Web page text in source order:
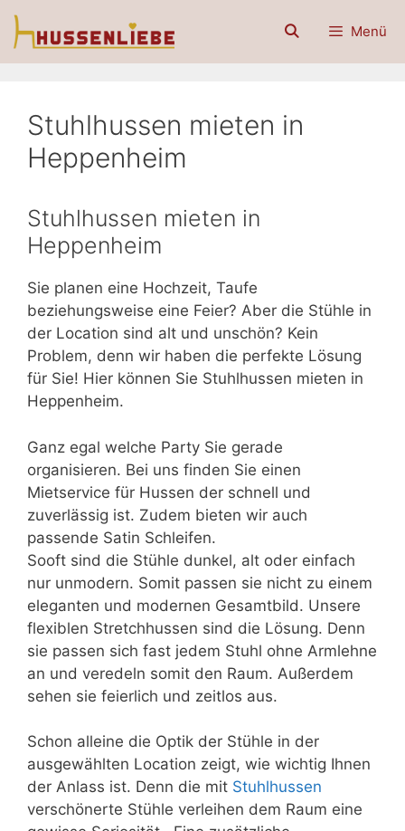
Zum
Inhalt
Menü
Stuhlhussen mieten in
Heppenheim
Stuhlhussen mieten in
Heppenheim
Sie planen eine Hochzeit, Taufe
beziehungsweise eine Feier? Aber die Stühle in
der Location sind alt und unschön? Kein
Problem, denn wir haben die perfekte Lösung
für Sie! Hier können Sie Stuhlhussen mieten in
Heppenheim.
Ganz egal welche Party Sie gerade
organisieren. Bei uns finden Sie einen
Mietservice für Hussen der schnell und
zuverlässig ist. Zudem bieten wir auch
passende Satin Schleifen.
Sooft sind die Stühle dunkel, alt oder einfach
nur unmodern. Somit passen sie nicht zu einem
eleganten und modernen Gesamtbild. Unsere
flexiblen Stretchhussen sind die Lösung. Denn
sie passen sich fast jedem Stuhl ohne Armlehne
an und veredeln somit den Raum. Außerdem
sehen sie feierlich und zeitlos aus.
Schon alleine die Optik der Stühle in der
ausgewählten Location zeigt, wie wichtig Ihnen
der Anlass ist. Denn die mit Stuhlhussen
verschönerte Stühle verleihen dem Raum eine